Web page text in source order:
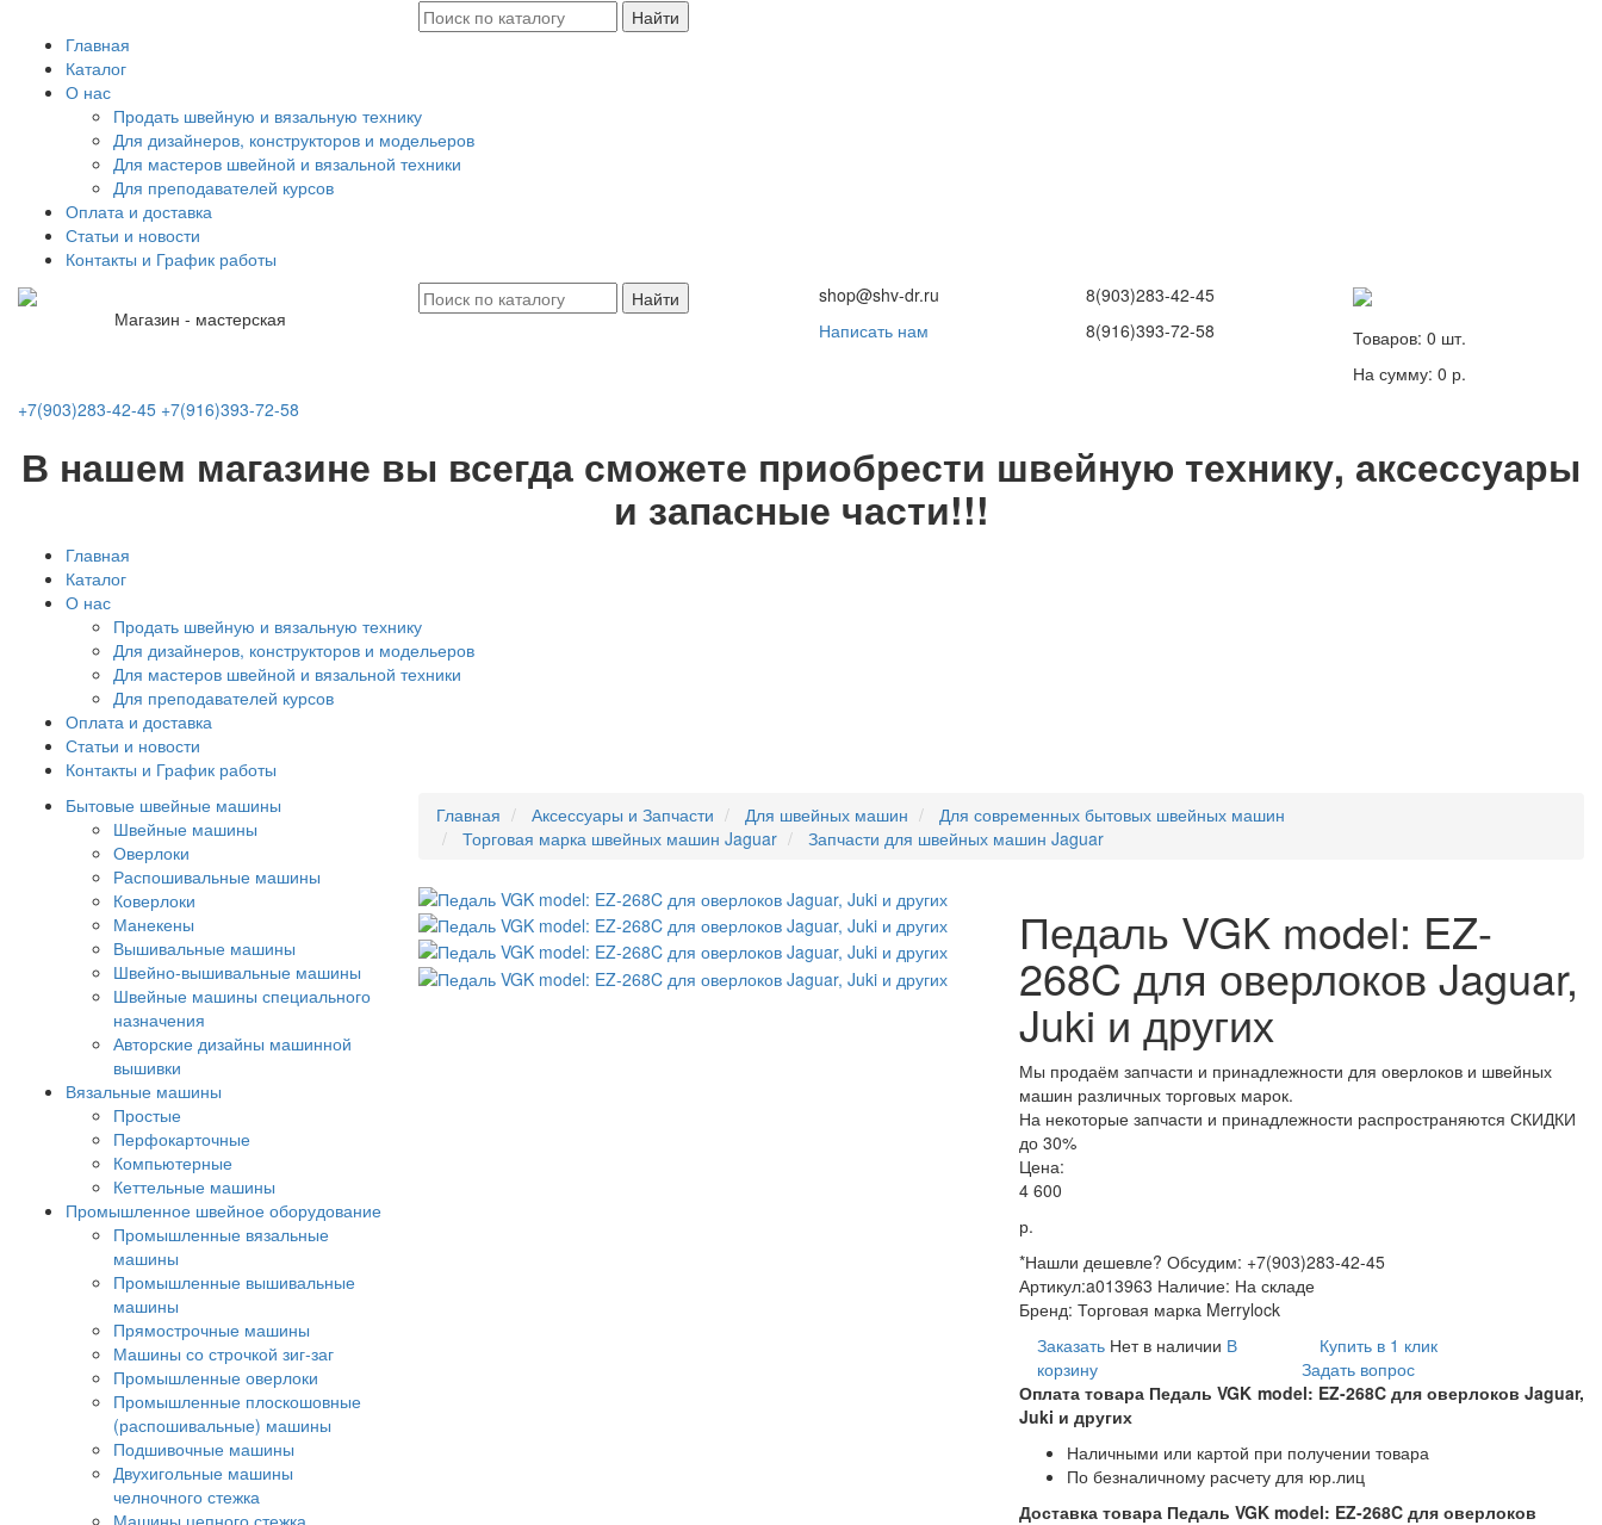
Найти
Главная
Каталог
О нас
Продать швейную и вязальную технику
Для дизайнеров, конструкторов и модельеров
Для мастеров швейной и вязальной техники
Для преподавателей курсов
Оплата и доставка
Статьи и новости
Контакты и График работы
Магазин - мастерская
Найти
shop@shv-dr.ru
Написать нам
8(903)283-42-45
8(916)393-72-58
Товаров: 0 шт.
На сумму: 0 р.
+7(903)283-42-45 +7(916)393-72-58
В нашем магазине вы всегда сможете приобрести швейную технику, аксессуары
и запасные части!!!
Главная
Каталог
О нас
Продать швейную и вязальную технику
Для дизайнеров, конструкторов и модельеров
Для мастеров швейной и вязальной техники
Для преподавателей курсов
Оплата и доставка
Статьи и новости
Контакты и График работы
Бытовые швейные машины
Швейные машины
Оверлоки
Распошивальные машины
Коверлоки
Манекены
Вышивальные машины
Швейно-вышивальные машины
Швейные машины специального
назначения
Авторские дизайны машинной
вышивки
Вязальные машины
Простые
Перфокарточные
Компьютерные
Кеттельные машины
Промышленное швейное оборудование
Промышленные вязальные
машины
Промышленные вышивальные
машины
Прямострочные машины
Машины со строчкой зиг-заг
Промышленные оверлоки
Промышленные плоскошовные
(распошивальные) машины
Подшивочные машины
Двухигольные машины
челночного стежка
Главная Аксессуары и Запчасти Для швейных машин
Для современных бытовых швейных машин
Торговая марка швейных машин Jaguar
Запчасти для швейных машин Jaguar
Педаль VGK model: EZ-
268C для оверлоков Jaguar,
Juki и других
Мы продаём запчасти и принадлежности для оверлоков и швейных
машин различных торговых марок.
На некоторые запчасти и принадлежности распространяются СКИДКИ
до 30%
Цена:
4 600
р.
*Нашли дешевле? Обсудим: +7(903)283-42-45
Артикул:a013963 Наличие: На складе
Бренд: Торговая марка Merrylock
Заказать Нет в наличии В
корзину
Купить в 1 клик
Задать вопрос
Оплата товара Педаль VGK model: EZ-268C для оверлоков Jaguar,
Juki и других
Наличными или картой при получении товара
По безналичному расчету для юр.лиц
Доставка товара Педаль VGK model: EZ-268C для оверлоков